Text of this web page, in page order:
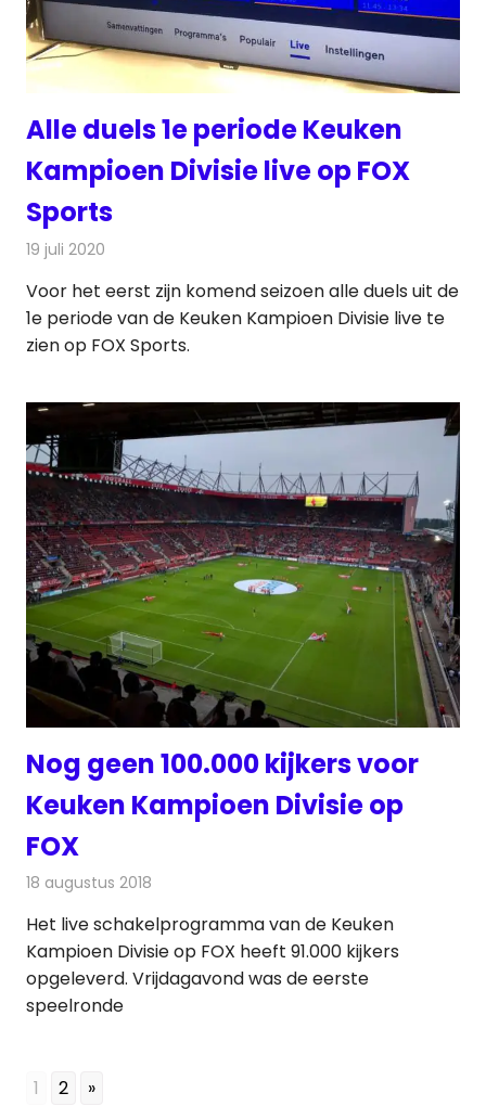
Alle duels 1e periode Keuken
Kampioen Divisie live op FOX
Sports
19 juli 2020
Voor het eerst zijn komend seizoen alle duels uit de
1e periode van de Keuken Kampioen Divisie live te
zien op FOX Sports.
Nog geen 100.000 kijkers voor
Keuken Kampioen Divisie op
FOX
18 augustus 2018
Het live schakelprogramma van de Keuken
Kampioen Divisie op FOX heeft 91.000 kijkers
opgeleverd. Vrijdagavond was de eerste
speelronde
1 2 »